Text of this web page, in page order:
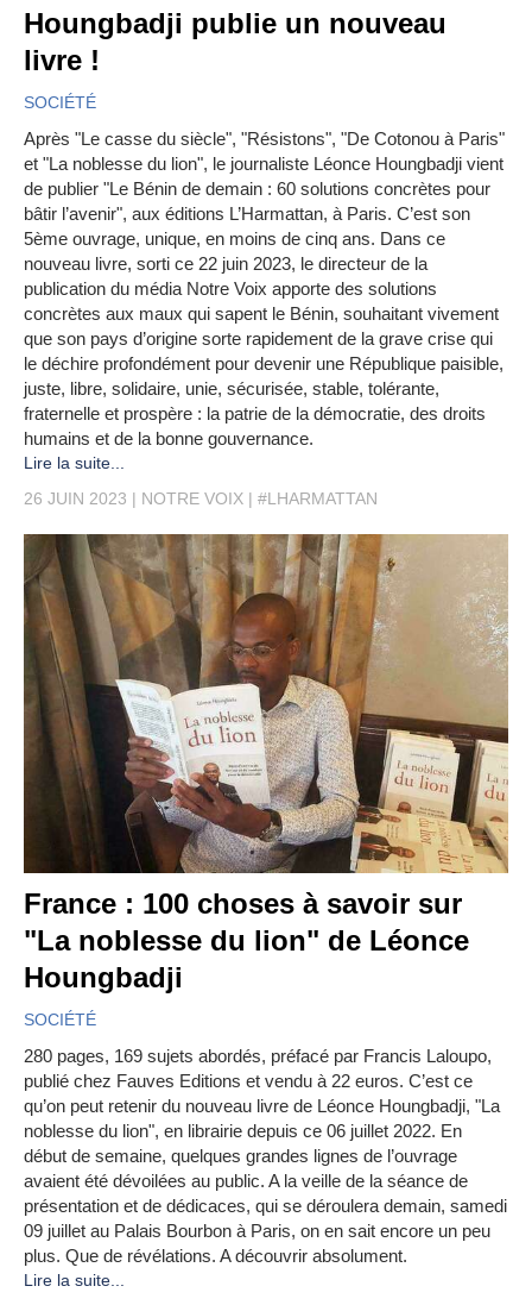
Houngbadji publie un nouveau
livre !
SOCIÉTÉ
Après "Le casse du siècle", "Résistons", "De Cotonou à Paris"
et "La noblesse du lion", le journaliste Léonce Houngbadji vient
de publier "Le Bénin de demain : 60 solutions concrètes pour
bâtir l’avenir", aux éditions L’Harmattan, à Paris. C’est son
5ème ouvrage, unique, en moins de cinq ans. Dans ce
nouveau livre, sorti ce 22 juin 2023, le directeur de la
publication du média Notre Voix apporte des solutions
concrètes aux maux qui sapent le Bénin, souhaitant vivement
que son pays d’origine sorte rapidement de la grave crise qui
le déchire profondément pour devenir une République paisible,
juste, libre, solidaire, unie, sécurisée, stable, tolérante,
fraternelle et prospère : la patrie de la démocratie, des droits
humains et de la bonne gouvernance.
Lire la suite...
26 JUIN 2023
NOTRE VOIX #LHARMATTAN
France : 100 choses à savoir sur
"La noblesse du lion" de Léonce
Houngbadji
SOCIÉTÉ
280 pages, 169 sujets abordés, préfacé par Francis Laloupo,
publié chez Fauves Editions et vendu à 22 euros. C’est ce
qu’on peut retenir du nouveau livre de Léonce Houngbadji, "La
noblesse du lion", en librairie depuis ce 06 juillet 2022. En
début de semaine, quelques grandes lignes de l’ouvrage
avaient été dévoilées au public. A la veille de la séance de
présentation et de dédicaces, qui se déroulera demain, samedi
09 juillet au Palais Bourbon à Paris, on en sait encore un peu
plus. Que de révélations. A découvrir absolument.
Lire la suite...